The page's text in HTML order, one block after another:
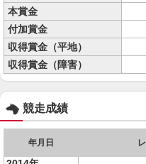
本賞金
付加賞金
収得賞金（平地）
収得賞金（障害）
競走成績
年月日